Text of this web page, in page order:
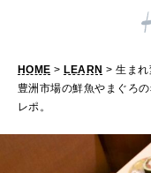
女神ま
算命
HOME > LEARN > 生まれ
豊洲市場の鮮魚やまぐろ
レポ。